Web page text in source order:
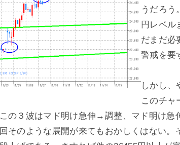
うだろう
円レベル
だまだ必
警戒を要
しかし、
このチャ
の３波はマド明け急伸→調整、マド明け
そのような展開が来てもおかしくはない